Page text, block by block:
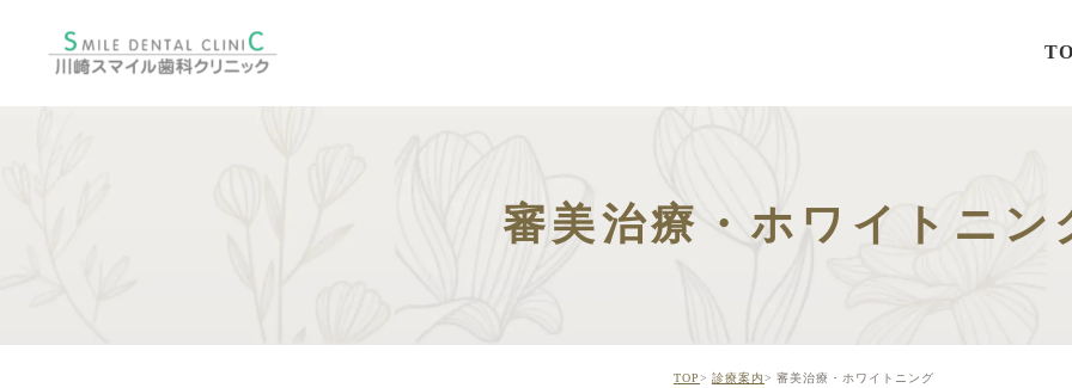
審美治療・ホワイトニン
TOP 診療案内 審美治療・ホワイトニング